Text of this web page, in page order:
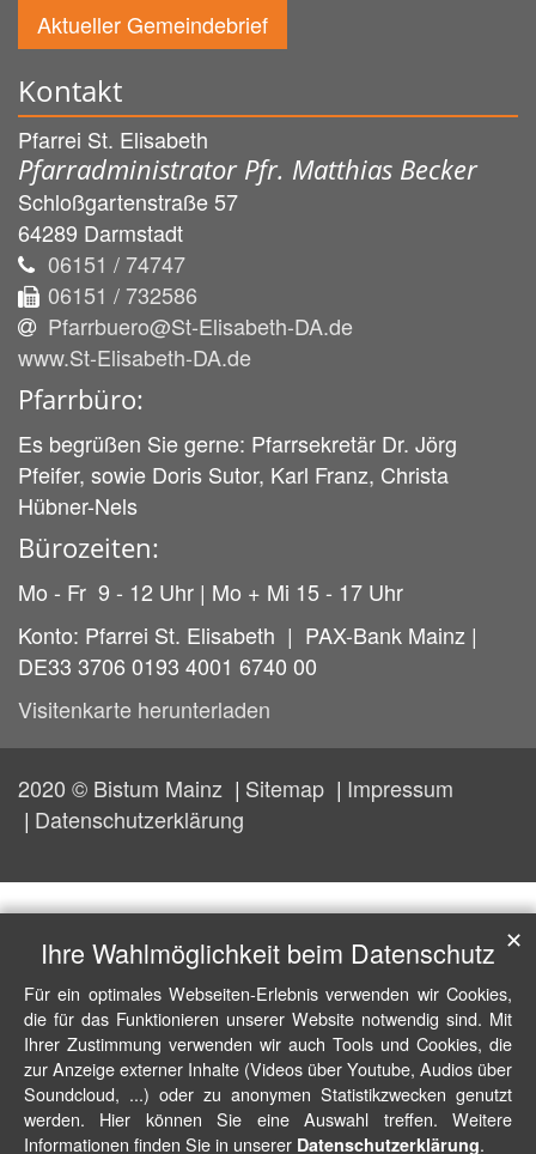
Aktueller Gemeindebrief
Kontakt
Pfarrei St. Elisabeth
Pfarradministrator Pfr. Matthias Becker
Schloßgartenstraße 57
64289 Darmstadt
06151 / 74747
06151 / 732586
Pfarrbuero@St-Elisabeth-DA.de
www.St-Elisabeth-DA.de
Pfarrbüro:
Es begrüßen Sie gerne: Pfarrsekretär Dr. Jörg
Pfeifer, sowie Doris Sutor, Karl Franz, Christa
Hübner-Nels
Bürozeiten:
Mo - Fr 9 - 12 Uhr | Mo + Mi 15 - 17 Uhr
Konto: Pfarrei St. Elisabeth | PAX-Bank Mainz |
DE33 3706 0193 4001 6740 00
Visitenkarte herunterladen
2020 © Bistum Mainz Sitemap
Impressum
Datenschutzerklärung
Ihre Wahlmöglichkeit beim Datenschutz
Für ein optimales Webseiten-Erlebnis verwenden wir Cookies,
die für das Funktionieren unserer Website notwendig sind. Mit
Ihrer Zustimmung verwenden wir auch Tools und Cookies, die
zur Anzeige externer Inhalte (Videos über Youtube, Audios über
Soundcloud, ...) oder zu anonymen Statistikzwecken genutzt
werden. Hier können Sie eine Auswahl treffen. Weitere
Informationen finden Sie in unserer Datenschutzerklärung.
✕